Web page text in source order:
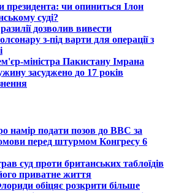
президента: чи опиниться Ілон
суді?
дозволив вивести
з-під варти для операції з
міністра Пакистану Імрана
засуджено до 17 років
намір подати позов до ВВС за
перед штурмом Конгресу 6
суд проти британських таблоїдів
приватне життя
обіцяє розкрити більше